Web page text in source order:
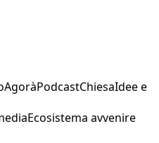
AgoràPodcastChiesaIdee e
Ecosistema avvenire